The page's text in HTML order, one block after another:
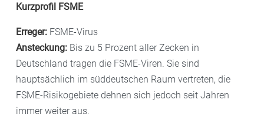
Kurzprofil FSME
Erreger: FSME-Virus
Ansteckung: Bis zu 5 Prozent aller Zecken in
Deutschland tragen die FSME-Viren. Sie sind
hauptsächlich im süddeutschen Raum vertreten, die
FSME-Risikogebiete dehnen sich jedoch seit Jahren
immer weiter aus.